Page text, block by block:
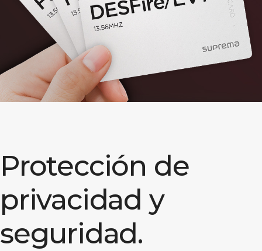
Protección de
privacidad y
seguridad.